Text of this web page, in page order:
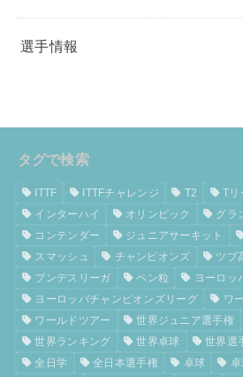
選手情報
タグで検索
ITTF ITTFチャレンジ T2 Tリ
インターハイ
オリンピック
グラ
コンテンダー
ジュニアサーキット
スマッシュ
チャンピオンズ ツブ
ブンデスリーガ
ペン粒
ヨーロッ
ヨーロッパチャンピオンズリーグ
ワ
ワールドツアー
世界ジュニア選手権
世界ランキング
世界卓球 世界選
全日学
全日本選手権 卓球